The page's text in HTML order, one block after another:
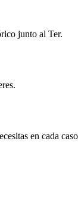
junto al Ter.
en cada